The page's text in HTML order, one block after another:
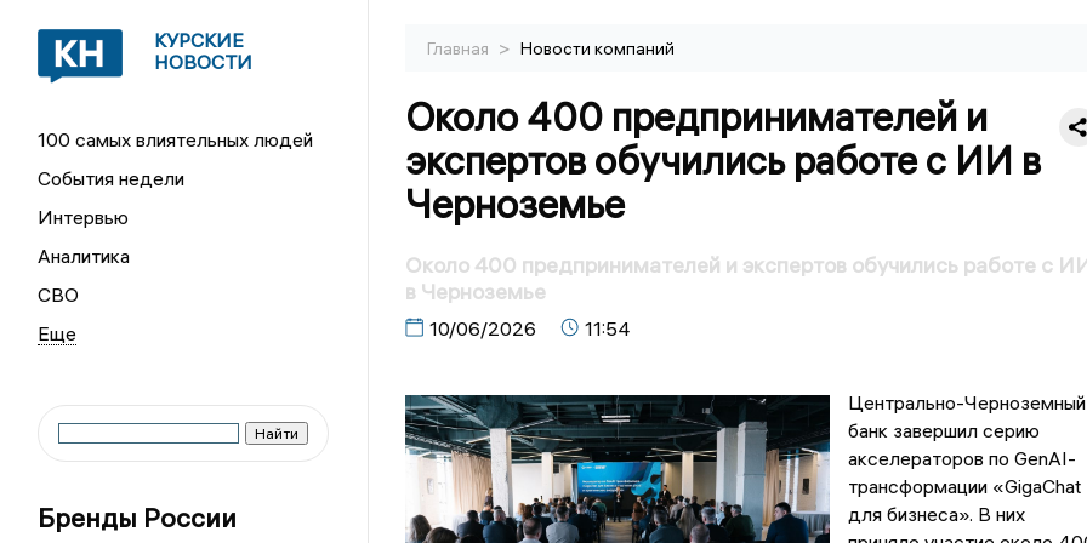
КУРСКИЕ
НОВОСТИ
100 самых влиятельных людей
События недели
Интервью
Аналитика
СВО
Бренды России
Главная > Новости компаний
Около 400 предпринимателей и
экспертов обучились работе с ИИ в
Черноземье
Около 400 предпринимателей и экспертов обучились работе с
в Черноземье
10/06/2026 11:54
Центрально-Черноземный
банк завершил серию
акселераторов по GenAI-
трансформации «GigaChat
для бизнеса». В них